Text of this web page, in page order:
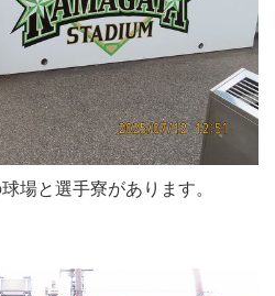
場と選手寮があります。